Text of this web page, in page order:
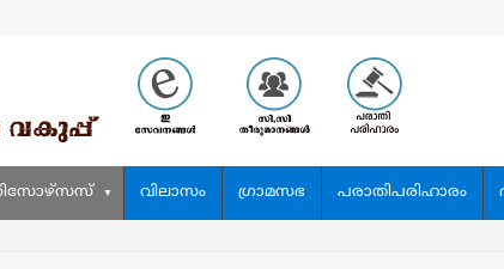
വിലാസം ഗ്രാമസഭ പരാതിപരിഹാരം